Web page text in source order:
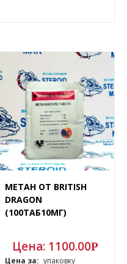
МЕТАН ОТ BRITISH
DRAGON
(100ТАБ10МГ)
Цена: 1100.00Р
Цена за: упаковку